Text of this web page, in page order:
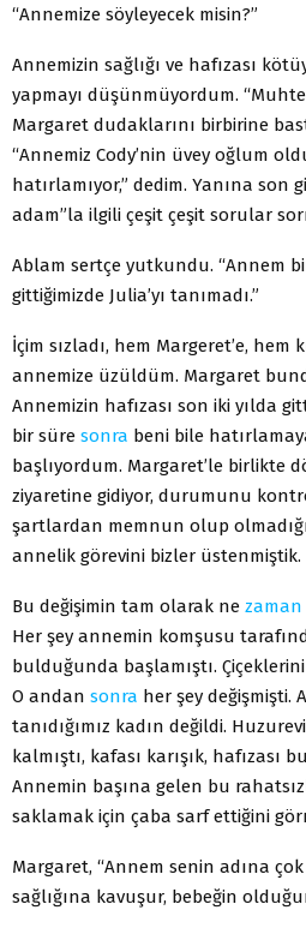
“Annemize söyleyecek misin?”
Annemizin sağlığı ve hafızası
yapmayı düşünmüyordum.
Margaret dudaklarını birbirine
“Annemiz Cody’nin üvey oğlum
hatırlamıyor,” dedim. Yanına son
adam”la ilgili çeşit çeşit sorular
Ablam sertçe yutkundu. “Annem
gittiğimizde Julia’yı tanımadı.”
İçim sızladı, hem Margeret’e, hem
annemize üzüldüm. Margaret
Annemizin hafızası son iki yılda
bir süre sonra beni bile
başlıyordum. Margaret’le birlikte
ziyaretine gidiyor, durumunu
şartlardan memnun olup
annelik görevini bizler üstenmiştik.
Bu değişimin tam olarak ne zaman
Her şey annemin komşusu
bulduğunda başlamıştı. Çiçeklerini
O andan sonra her şey değişmişti.
tanıdığımız kadın değildi.
kalmıştı, kafası karışık, hafızası
Annemin başına gelen bu
saklamak için çaba sarf ettiğini
Margaret, “Annem senin adına çok
sağlığına kavuşur, bebeğin